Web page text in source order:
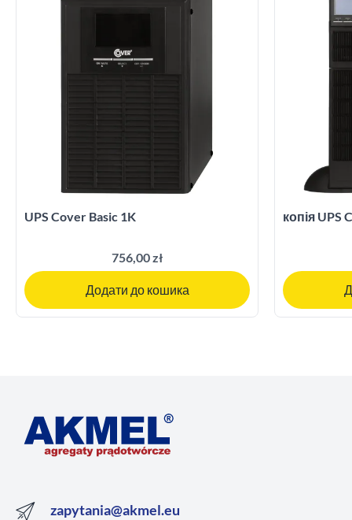
UPS Cover Basic 1K
756,00 zł
Додати до кошика
копія UPS
zapytania@akmel.eu